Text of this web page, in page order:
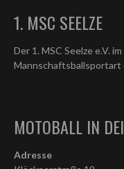
1. MSC SEELZE
Der 1. MSC Seelze e.V.
Mannschaftsballsportart
MOTOBALL IN
Adresse